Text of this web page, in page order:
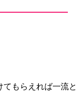
もらえれば一流と